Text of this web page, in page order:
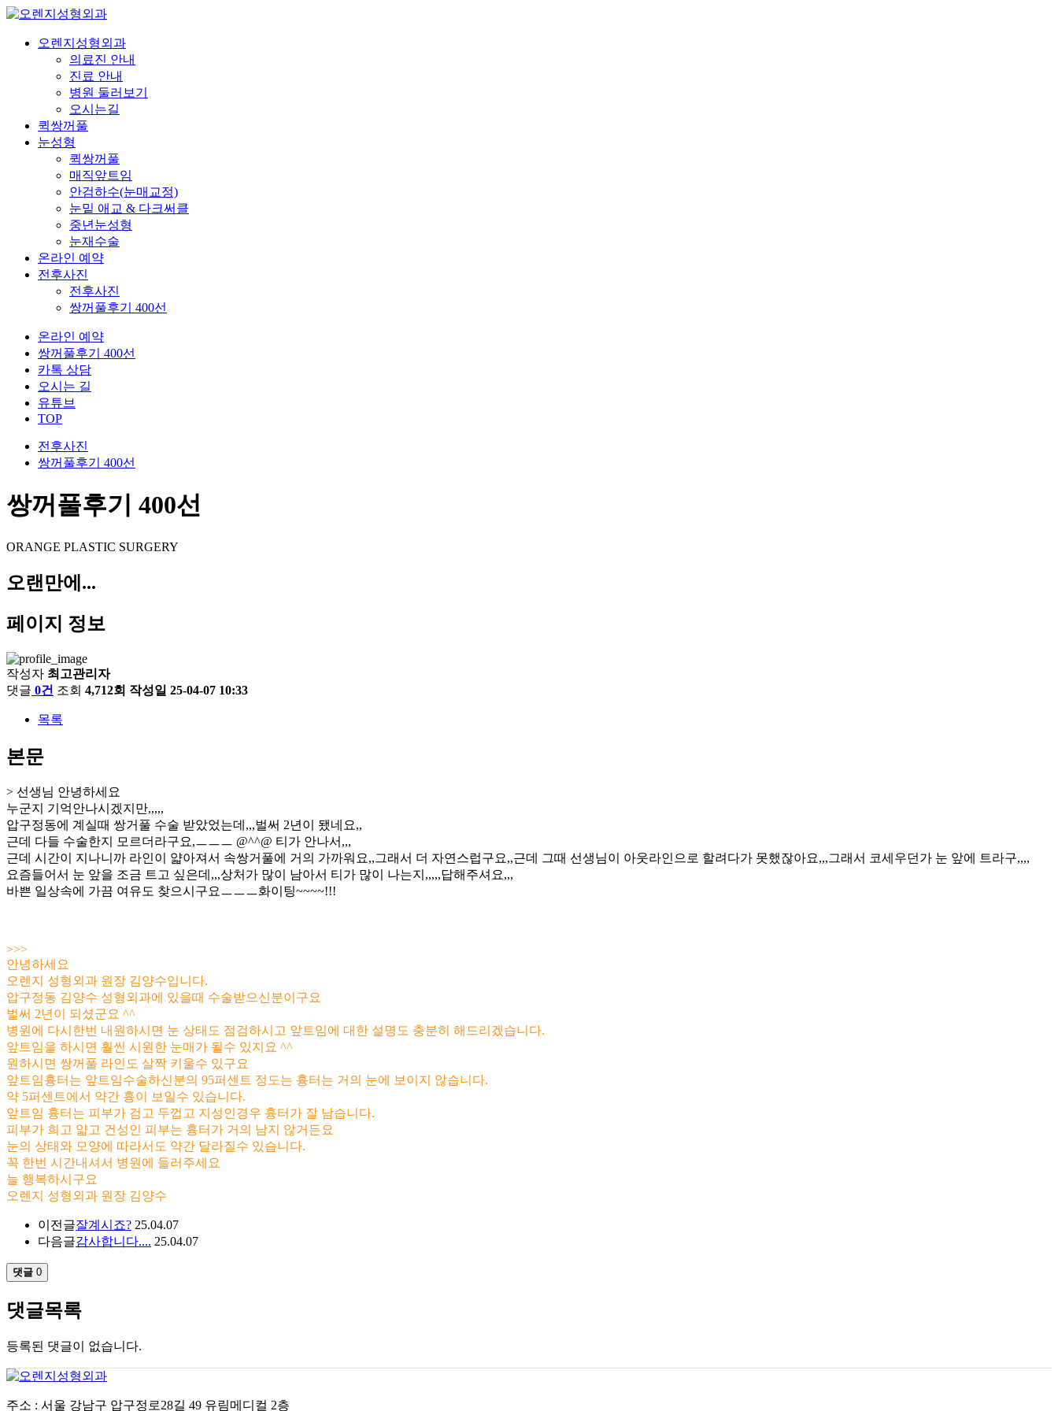
오렌지성형외과
의료진 안내
진료 안내
병원 둘러보기
오시는길
퀵쌍꺼풀
눈성형
퀵쌍꺼풀
매직앞트임
안검하수(눈매교정)
눈밑 애교 & 다크써클
중년눈성형
눈재수술
온라인 예약
전후사진
전후사진
쌍꺼풀후기 400선
온라인 예약
쌍꺼풀후기 400선
카톡 상담
오시는 길
유튜브
TOP
전후사진
쌍꺼풀후기 400선
쌍꺼풀후기 400선
ORANGE PLASTIC SURGERY
오랜만에...
페이지 정보
작성자 최고관리자
댓글 0건 조회 4,712회 작성일 25-04-07 10:33
목록
본문
> 선생님 안녕하세요
누군지 기억안나시겠지만,,,,,
압구정동에 계실때 쌍거풀 수술 받았었는데,,,벌써 2년이 됐네요,,
근데 다들 수술한지 모르더라구요,ㅡㅡㅡ @^^@ 티가 안나서,,,
근데 시간이 지나니까 라인이 얇아져서 속쌍거풀에 거의 가까워요,,그래서 더 자연스럽구요,,근데 그때 선생님이 아웃라인으로 할려다가 못했잖아요,,,그래서 코세우던가 눈 앞에 트라구,,,,
요즘들어서 눈 앞을 조금 트고 싶은데,,,상처가 많이 남아서 티가 많이 나는지,,,,,답해주셔요,,,
바쁜 일상속에 가끔 여유도 찾으시구요ㅡㅡㅡ화이팅~~~~!!!
>>>
안녕하세요
오렌지 성형외과 원장 김양수입니다.
압구정동 김양수 성형외과에 있을때 수술받으신분이구요
벌써 2년이 되셨군요 ^^
병원에 다시한번 내원하시면 눈 상태도 점검하시고 앞트임에 대한 설명도 충분히 해드리겠습니다.
앞트임을 하시면 훨씬 시원한 눈매가 될수 있지요 ^^
원하시면 쌍꺼풀 라인도 살짝 키울수 있구요
앞트임흉터는 앞트임수술하신분의 95퍼센트 정도는 흉터는 거의 눈에 보이지 않습니다.
약 5퍼센트에서 약간 흉이 보일수 있습니다.
앞트임 흉터는 피부가 검고 두껍고 지성인경우 흉터가 잘 남습니다.
피부가 희고 얇고 건성인 피부는 흉터가 거의 남지 않거든요
눈의 상태와 모양에 따라서도 약간 달라질수 있습니다.
꼭 한번 시간내셔서 병원에 들러주세요
늘 행복하시구요
오렌지 성형외과 원장 김양수
이전글잘계시죠? 25.04.07
다음글감사합니다.... 25.04.07
댓글 0
댓글목록
등록된 댓글이 없습니다.
주소 : 서울 강남구 압구정로28길 49 유림메디컬 2층